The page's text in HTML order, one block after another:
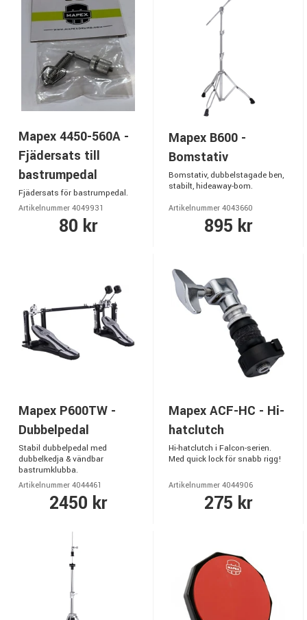
Mapex 4450-560A -
Fjädersats till
bastrumpedal
Fjädersats för bastrumpedal.
Artikelnummer 4049931
80 kr
Mapex B600 -
Bomstativ
Bomstativ, dubbelstagade ben,
stabilt, hideaway-bom.
Artikelnummer 4043660
895 kr
Mapex P600TW -
Dubbelpedal
Stabil dubbelpedal med
dubbelkedja & vändbar
bastrumklubba.
Artikelnummer 4044461
2450 kr
Mapex ACF-HC - Hi-
hatclutch
Hi-hatclutch i Falcon-serien.
Med quick lock för snabb rigg!
Artikelnummer 4044906
275 kr